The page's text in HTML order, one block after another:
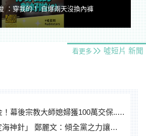
：穿我的！ 自爆兩天沒換內褲
看更多 噓短片 新聞
宗教大師媳婦獲100萬交保...快步奔離不發一語
針」 鄭麗文：傾全黨之力讓彰化贏